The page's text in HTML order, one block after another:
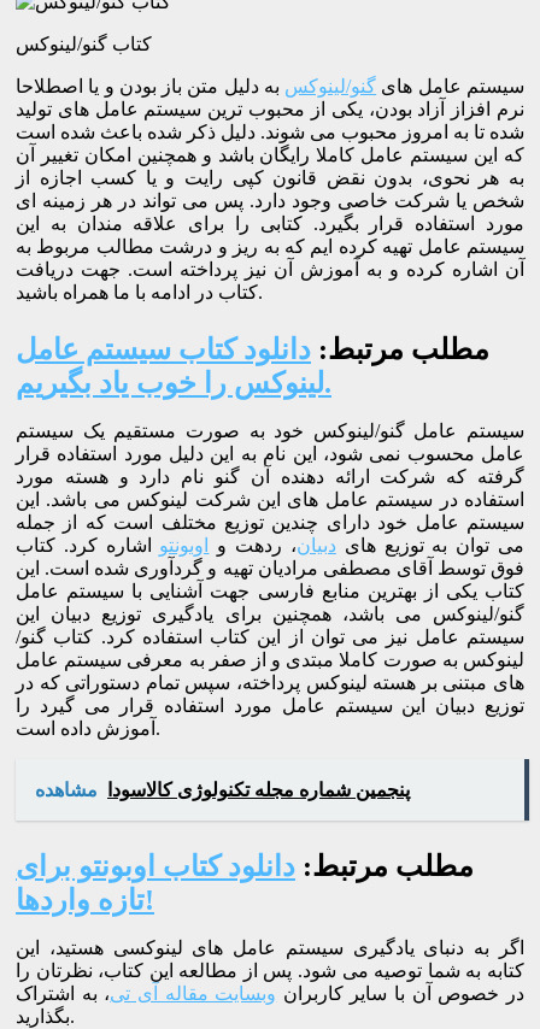
کتاب گنو/لینوکس
سیستم عامل های گنو/لینوکس به دلیل متن باز بودن و یا اصطلاحا
نرم افزاز آزاد بودن، یکی از محبوب ترین سیستم عامل های تولید
شده تا به امروز محبوب می شوند. دلیل ذکر شده باعث شده است
که این سیستم عامل کاملا رایگان باشد و همچنین امکان تغییر آن
به هر نحوی، بدون نقض قانون کپی رایت و یا کسب اجازه از
شخص یا شرکت خاصی وجود دارد. پس می تواند در هر زمینه ای
مورد استفاده قرار بگیرد. کتابی را برای علاقه مندان به این
سیستم عامل تهیه کرده ایم که به ریز و درشت مطالب مربوط به
آن اشاره کرده و به آموزش آن نیز پرداخته است. جهت دریافت
کتاب در ادامه با ما همراه باشید.
مطلب مرتبط: دانلود کتاب سیستم عامل
لینوکس را خوب یاد بگیریم.
سیستم عامل گنو/لینوکس خود به صورت مستقیم یک سیستم
عامل محسوب نمی شود، این نام به این دلیل مورد استفاده قرار
گرفته که شرکت ارائه دهنده آن گنو نام دارد و هسته مورد
استفاده در سیستم عامل های این شرکت لینوکس می باشد. این
سیستم عامل خود دارای چندین توزیع مختلف است که از جمله
می توان به توزیع های دبیان، ردهت و اوبونتو اشاره کرد. کتاب
فوق توسط آقای مصطفی مرادیان تهیه و گردآوری شده است. این
کتاب یکی از بهترین منابع فارسی جهت آشنایی با سیستم عامل
گنو/لینوکس می باشد، همچنین برای یادگیری توزیع دبیان این
سیستم عامل نیز می توان از این کتاب استفاده کرد. کتاب گنو/
لینوکس به صورت کاملا مبتدی و از صفر به معرفی سیستم عامل
های مبتنی بر هسته لینوکس پرداخته، سپس تمام دستوراتی که در
توزیع دبیان این سیستم عامل مورد استفاده قرار می گیرد را
آموزش داده است.
مشاهده پنجمین شماره مجله تکنولوژی کالاسودا
مطلب مرتبط: دانلود کتاب اوبونتو برای
تازه واردها!
اگر به دنبای یادگیری سیستم عامل های لینوکسی هستید، این
کتابه به شما توصیه می شود. پس از مطالعه این کتاب، نظرتان را
در خصوص آن با سایر کاربران وبسایت مقاله آی تی، به اشتراک
بگذارید.